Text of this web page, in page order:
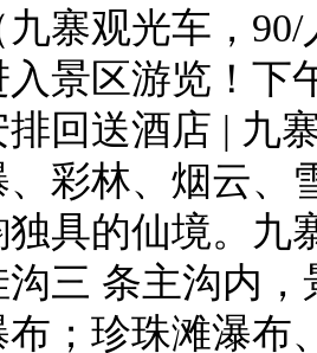
寨观光车，
景区游览！下
排回送酒店 | 九
彩林、烟云、
具的仙境。九
三 条主沟内
；珍珠滩瀑布